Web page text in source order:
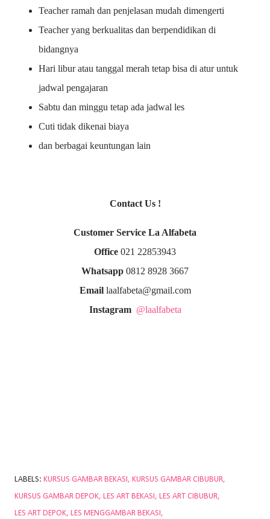
Teacher ramah dan penjelasan mudah dimengerti
Teacher yang berkualitas dan berpendidikan di
bidangnya
Hari libur atau tanggal merah tetap bisa di atur untuk
jadwal pengajaran
Sabtu dan minggu tetap ada jadwal les
Cuti tidak dikenai biaya
dan berbagai keuntungan lain
Contact Us !
Customer Service La Alfabeta
Office 021 22853943
Whatsapp 0812 8928 3667
Emaillaalfabeta@gmail.com
Instagram @laalfabeta
LABELS: KURSUS GAMBAR BEKASI
KURSUS GAMBAR CIBUBUR
KURSUS GAMBAR DEPOK LES ART BEKASI
LES ART CIBUBUR
LES ART DEPOK LES MENGGAMBAR BEKASI